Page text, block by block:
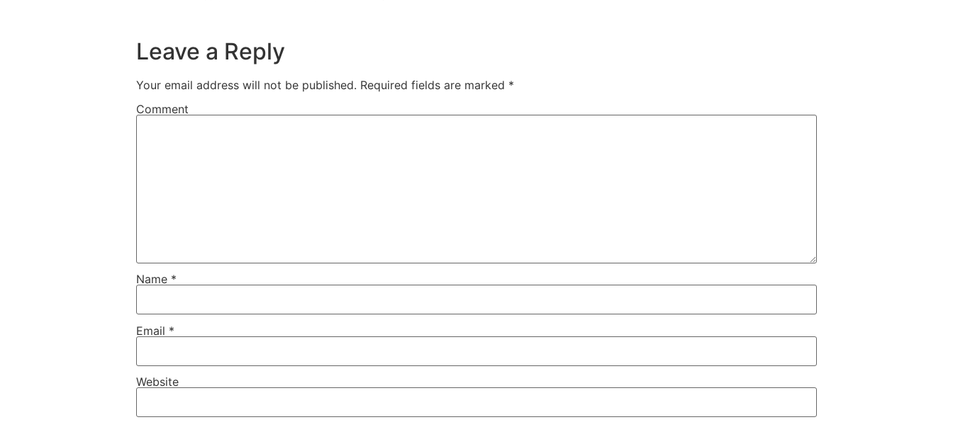
Leave a Reply
Your email address will not be published. Required fields are marked *
Comment
Name *
Email *
Website